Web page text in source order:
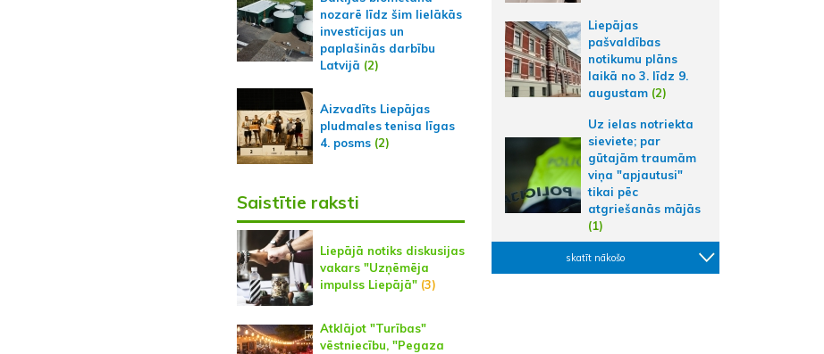
nozarē līdz šim lielākās
investīcijas un
paplašinās darbību
Latvijā (2)
Aizvadīts Liepājas
pludmales tenisa līgas
4. posms(2)
Saistītie raksti
Liepājā notiks diskusijas
vakars "Uzņēmēja
impulss Liepājā"(3)
Atklājot "Turības"
vēstniecību, "Pegaza
Liepājas
pašvaldības
notikumu plāns
laikā no 3. līdz 9.
augustam (2)
Uz ielas notriekta
sieviete; par
gūtajām traumām
viņa "apjautusi"
tikai pēc
atgriešanās mājās
(1)
skatīt nākošo